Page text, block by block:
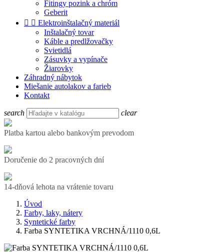
Fitingy pozink a chróm
Geberit
  Elektroinštalačný materiál
Inštalačný tovar
Káble a predlžovačky
Svietidlá
Zásuvky a vypínače
Žiarovky
Záhradný nábytok
Miešanie autolakov a farieb
Kontakt
search clear
Platba kartou alebo bankovým prevodom
Doručenie do 2 pracovných dní
14-dňová lehota na vrátenie tovaru
Úvod
Farby, laky, nátery
Syntetické farby
Farba SYNTETIKA VRCHNÁ/1110 0,6L